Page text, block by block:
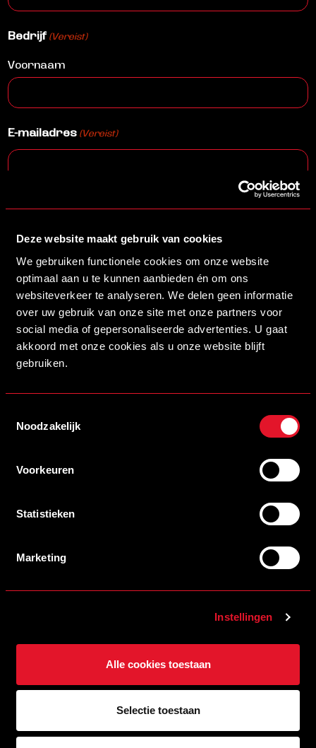
Deze website maakt gebruik van cookies
We gebruiken functionele cookies om onze website
optimaal aan u te kunnen aanbieden én om ons
websiteverkeer te analyseren. We delen geen informatie
over uw gebruik van onze site met onze partners voor
social media of gepersonaliseerde advertenties. U gaat
akkoord met onze cookies als u onze website blijft
gebruiken.
Noodzakelijk
Voorkeuren
Statistieken
Marketing
Instellingen
Alle cookies toestaan
Selectie toestaan
Bedrijf (Vereist)
Voornaam
E-mailadres (Vereist)
Adres (Vereist)
Straat + huisnummer
Postcode
Stadion Naamgever
SCHRIJF JE IN VOOR DE NIEUWSBRIEF
Schrijf je in voor de nieuwsbrief en blijf op de hoogte!